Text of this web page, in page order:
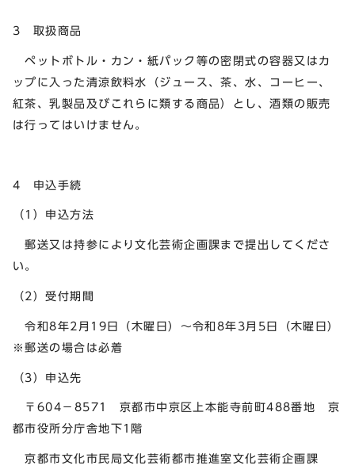
3 取扱商品
ペットボトル・カン・紙パック等の密閉式の容器又はカ
ップに入った清涼飲料水（ジュース、茶、水、コーヒー、
紅茶、乳製品及びこれらに類する商品）とし、酒類の販売
は行ってはいけません。
4 申込手続
（1）申込方法
郵送又は持参により文化芸術企画課まで提出してくださ
い。
（2）受付期間
令和8年2月19日（木曜日）～令和8年3月5日（木曜日）
※郵送の場合は必着
（3）申込先
〒604－8571 京都市中京区上本能寺前町488番地 京
都市役所分庁舎地下1階
京都市文化市民局文化芸術都市推進室文化芸術企画課